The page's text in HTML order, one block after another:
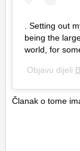
. Setting out
being the
world, for
Objavu dijeli
Članak o tome